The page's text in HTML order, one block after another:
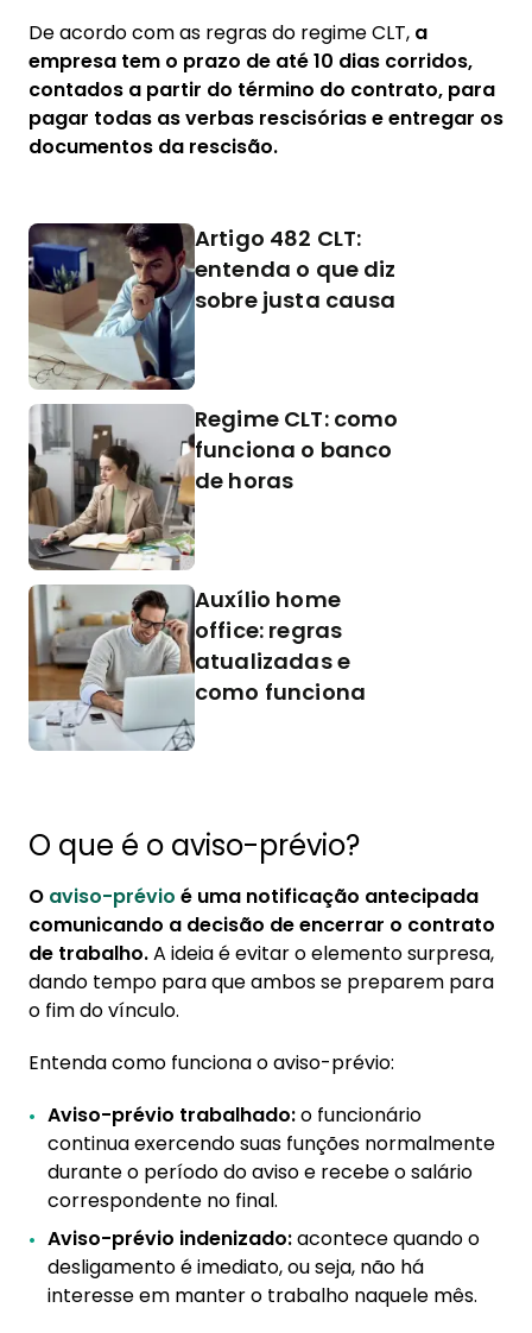
De acordo com as regras do regime CLT, a
empresa tem o prazo de até 10 dias corridos,
contados a partir do término do contrato, para
pagar todas as verbas rescisórias e entregar os
documentos da rescisão.
Artigo 482 CLT:
entenda o que diz
sobre justa causa
Regime CLT: como
funciona o banco
de horas
Auxílio home
office: regras
atualizadas e
como funciona
O que é o aviso-prévio?
O aviso-prévio é uma notificação antecipada
comunicando a decisão de encerrar o contrato
de trabalho.A ideia é evitar o elemento surpresa,
dando tempo para que ambos se preparem para
o fim do vínculo.
Entenda como funciona o aviso-prévio:
Aviso-prévio trabalhado:o funcionário
continua exercendo suas funções normalmente
durante o período do aviso e recebe o salário
correspondente no final.
Aviso-prévio indenizado:acontece quando o
desligamento é imediato, ou seja, não há
interesse em manter o trabalho naquele mês.